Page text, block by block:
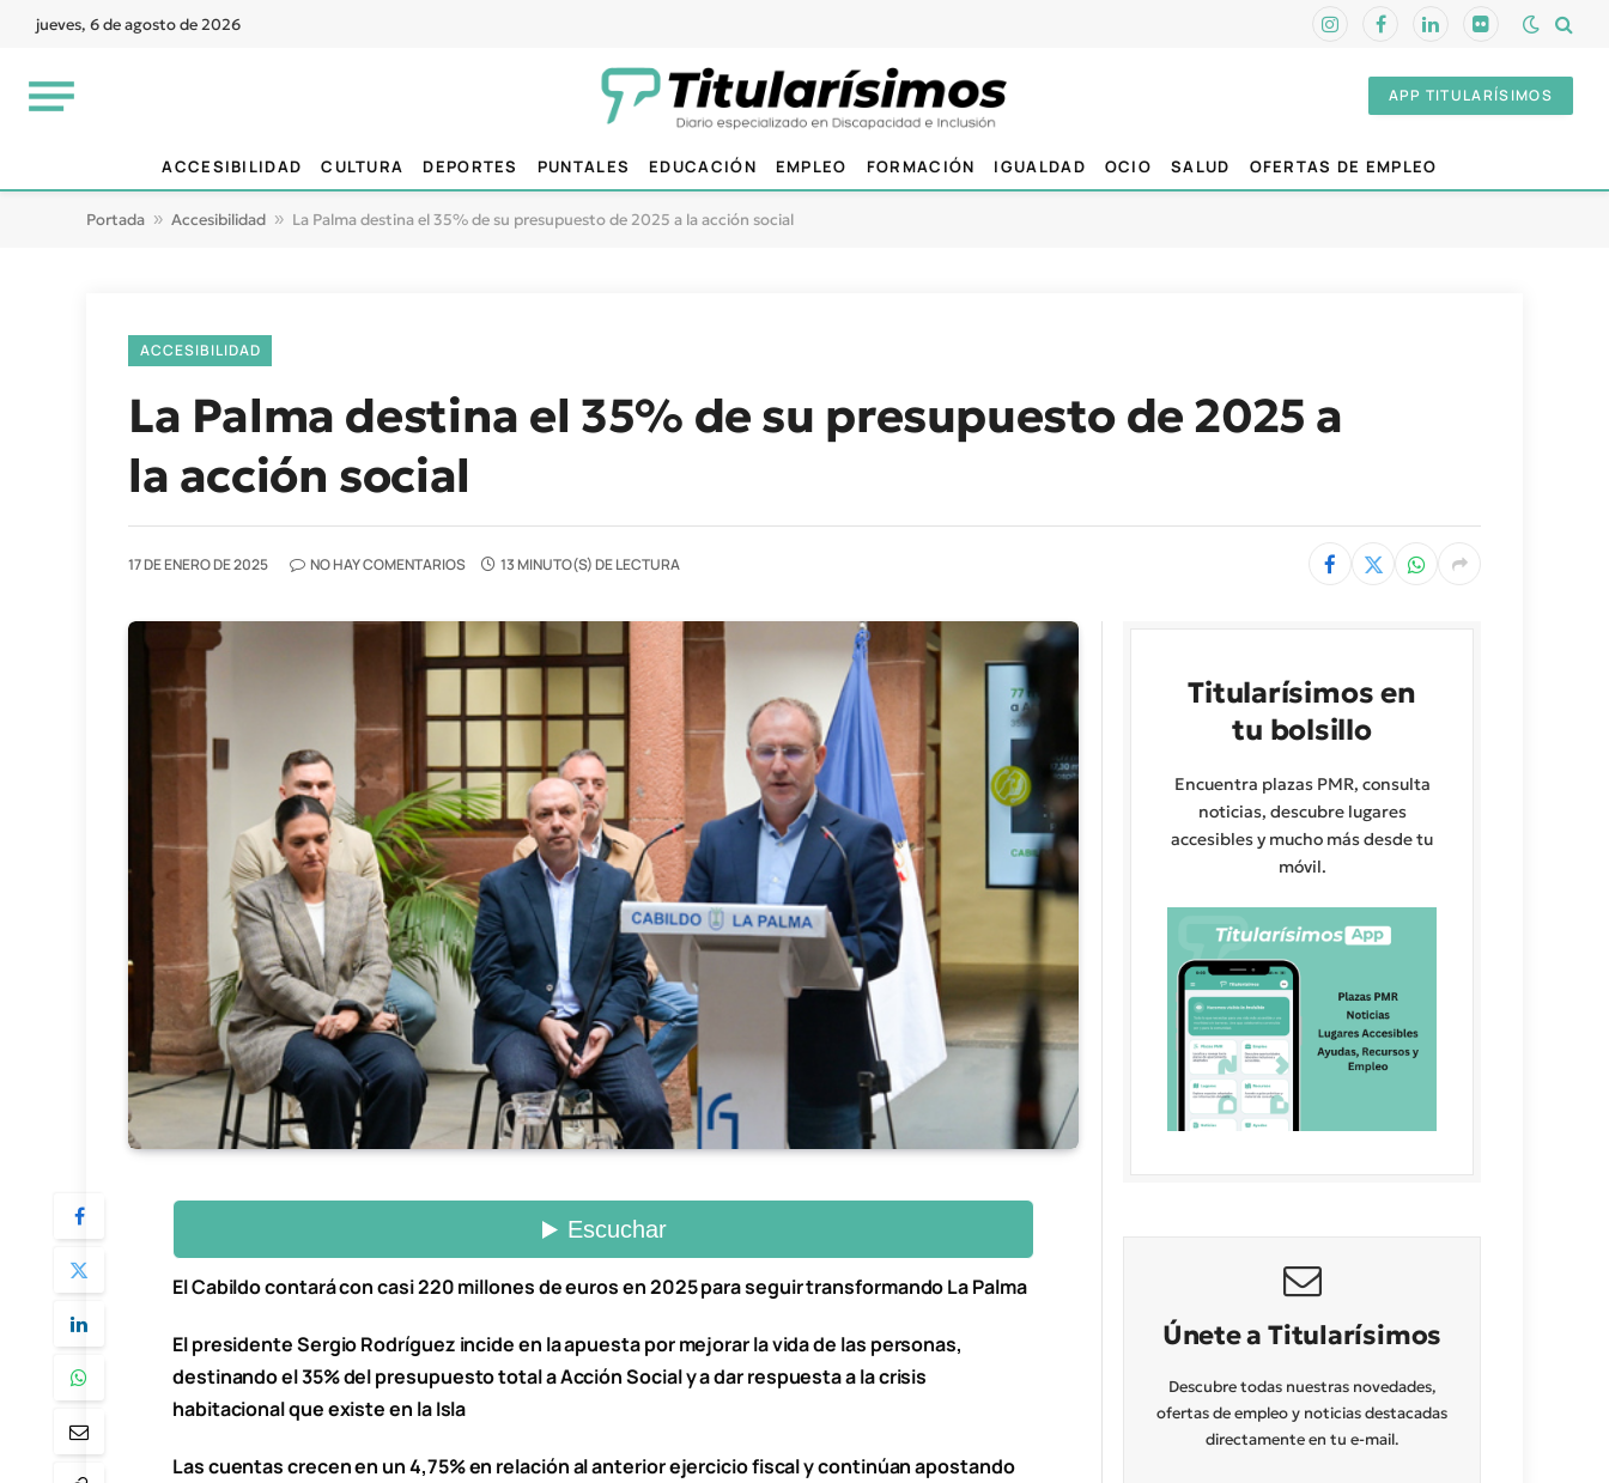
jueves, 6 de agosto de 2026 InstagramFacebookLinkedInFlickr
APP TITULARÍSIMOS
ACCESIBILIDAD CULTURA DEPORTES PUNTALES EDUCACIÓN EMPLEO FORMACIÓN IGUALDAD OCIO SALUD OFERTAS DE EMPLEO
Portada » Accesibilidad » La Palma destina el 35% de su presupuesto de 2025 a la acción social
ACCESIBILIDAD
La Palma destina el 35% de su presupuesto de 2025 a
la acción social
17 DE ENERO DE 2025 NO HAY COMENTARIOS 13 MINUTO(S) DE LECTURA
El Cabildo contará con casi 220 millones de euros en 2025 para seguir transformando La Palma
El presidente Sergio Rodríguez incide en la apuesta por mejorar la vida de las personas,
destinando el 35% del presupuesto total a Acción Social y a dar respuesta a la crisis
habitacional que existe en la Isla
Las cuentas crecen en un 4,75% en relación al anterior ejercicio fiscal y continúan apostando
Titularísimos en
tu bolsillo
Encuentra plazas PMR, consulta
noticias, descubre lugares
accesibles y mucho más desde tu
móvil.
Únete a Titularísimos
Descubre todas nuestras novedades,
ofertas de empleo y noticias destacadas
directamente en tu e-mail.